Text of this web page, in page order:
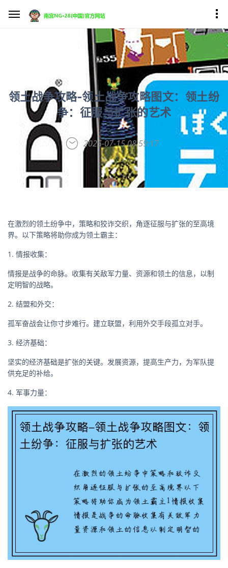
领土战争攻略-领土战争攻略图文：领土纷
争：征服与扩张的艺术
2025-07-15 08:59:17
在激烈的领土纷争中，策略和狡诈交织，角逐征服与扩张的至高境
界。以下策略将助你成为领土霸主：
1. 情报收集：
情报是战争的命脉。收集有关敌军力量、资源和领土的信息，以制
定明智的战略。
2. 结盟和外交：
孤军奋战会让你寸步难行。建立联盟，利用外交手段孤立对手。
3. 经济基础：
坚实的经济基础是扩张的关键。发展资源，提高生产力，为军队提
供充足的补给。
4. 军事力量：